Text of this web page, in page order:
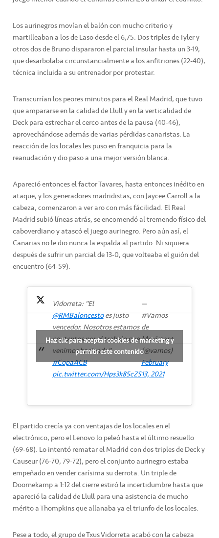
Los aurinegros movían el balón con mucho criterio y
martilleaban a los de Laso desde el 6,75. Dos triples de Tyler y
otros dos de Bruno dispararon el parcial insular hasta un 3-19,
que desarbolaba circunstancialmente a los anfitriones (22-40),
técnica incluida a su entrenador por protestar.
Transcurrían los peores minutos para el Real Madrid, que tuvo
que ampararse en la calidad de Llull y en la verticalidad de
Deck para estrechar el cerco antes de la pausa (40-46),
aprovechándose además de varias pérdidas canaristas. La
reacción de los locales les puso en franquicia para la
reanudación y dio paso a una mejor versión blanca.
Apareció entonces el factor Tavares, hasta entonces inédito en
ataque, y los generadores madridistas, con Jaycee Carroll a la
cabeza, comenzaron a ver aro con más fácilidad. El Real
Madrid subió líneas atrás, se encomendó al tremendo físico del
caboverdiano y atascó el juego aurinegro. Pero aún así, el
Canarias no le dio nunca la espalda al partido. Ni siquiera
después de sufrir un parcial de 13-0, que volteaba el guión del
encuentro (64-59).
Vidorreta: "El
@RMBaloncestoes justo
vencedor. Nosotros estamos
contentos por el trabajo que
venimos haciendo".
#CopaACB
pic.twitter.com/Hps3k85cZS
—
#Vamos
de
Movistar+
(@vamos)
February
13, 2021
Haz clic para aceptar cookies de marketing y
permitir este contenido
El partido crecía ya con ventajas de los locales en el
electrónico, pero el Lenovo lo peleó hasta el último resuello
(69-68). Lo intentó rematar el Madrid con dos triples de Deck y
Causeur (76-70, 79-72), pero el conjunto aurinegro estaba
empeñado en vender carísima su derrota. Un triple de
Doornekamp a 1:12 del cierre estiró la incertidumbre hasta que
apareció la calidad de Llull para una asistencia de mucho
mérito a Thompkins que allanaba ya el triunfo de los locales.
Pese a todo, el grupo de Txus Vidorreta acabó con la cabeza